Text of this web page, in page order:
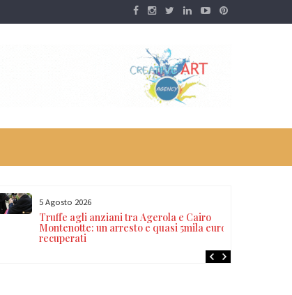
5 Agosto 2026
Truffe agli anziani tra Agerola e Cairo
Montenotte: un arresto e quasi 5mila euro
recuperati